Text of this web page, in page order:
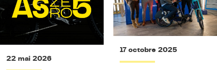
22 mai 2026
17 octobre 2025